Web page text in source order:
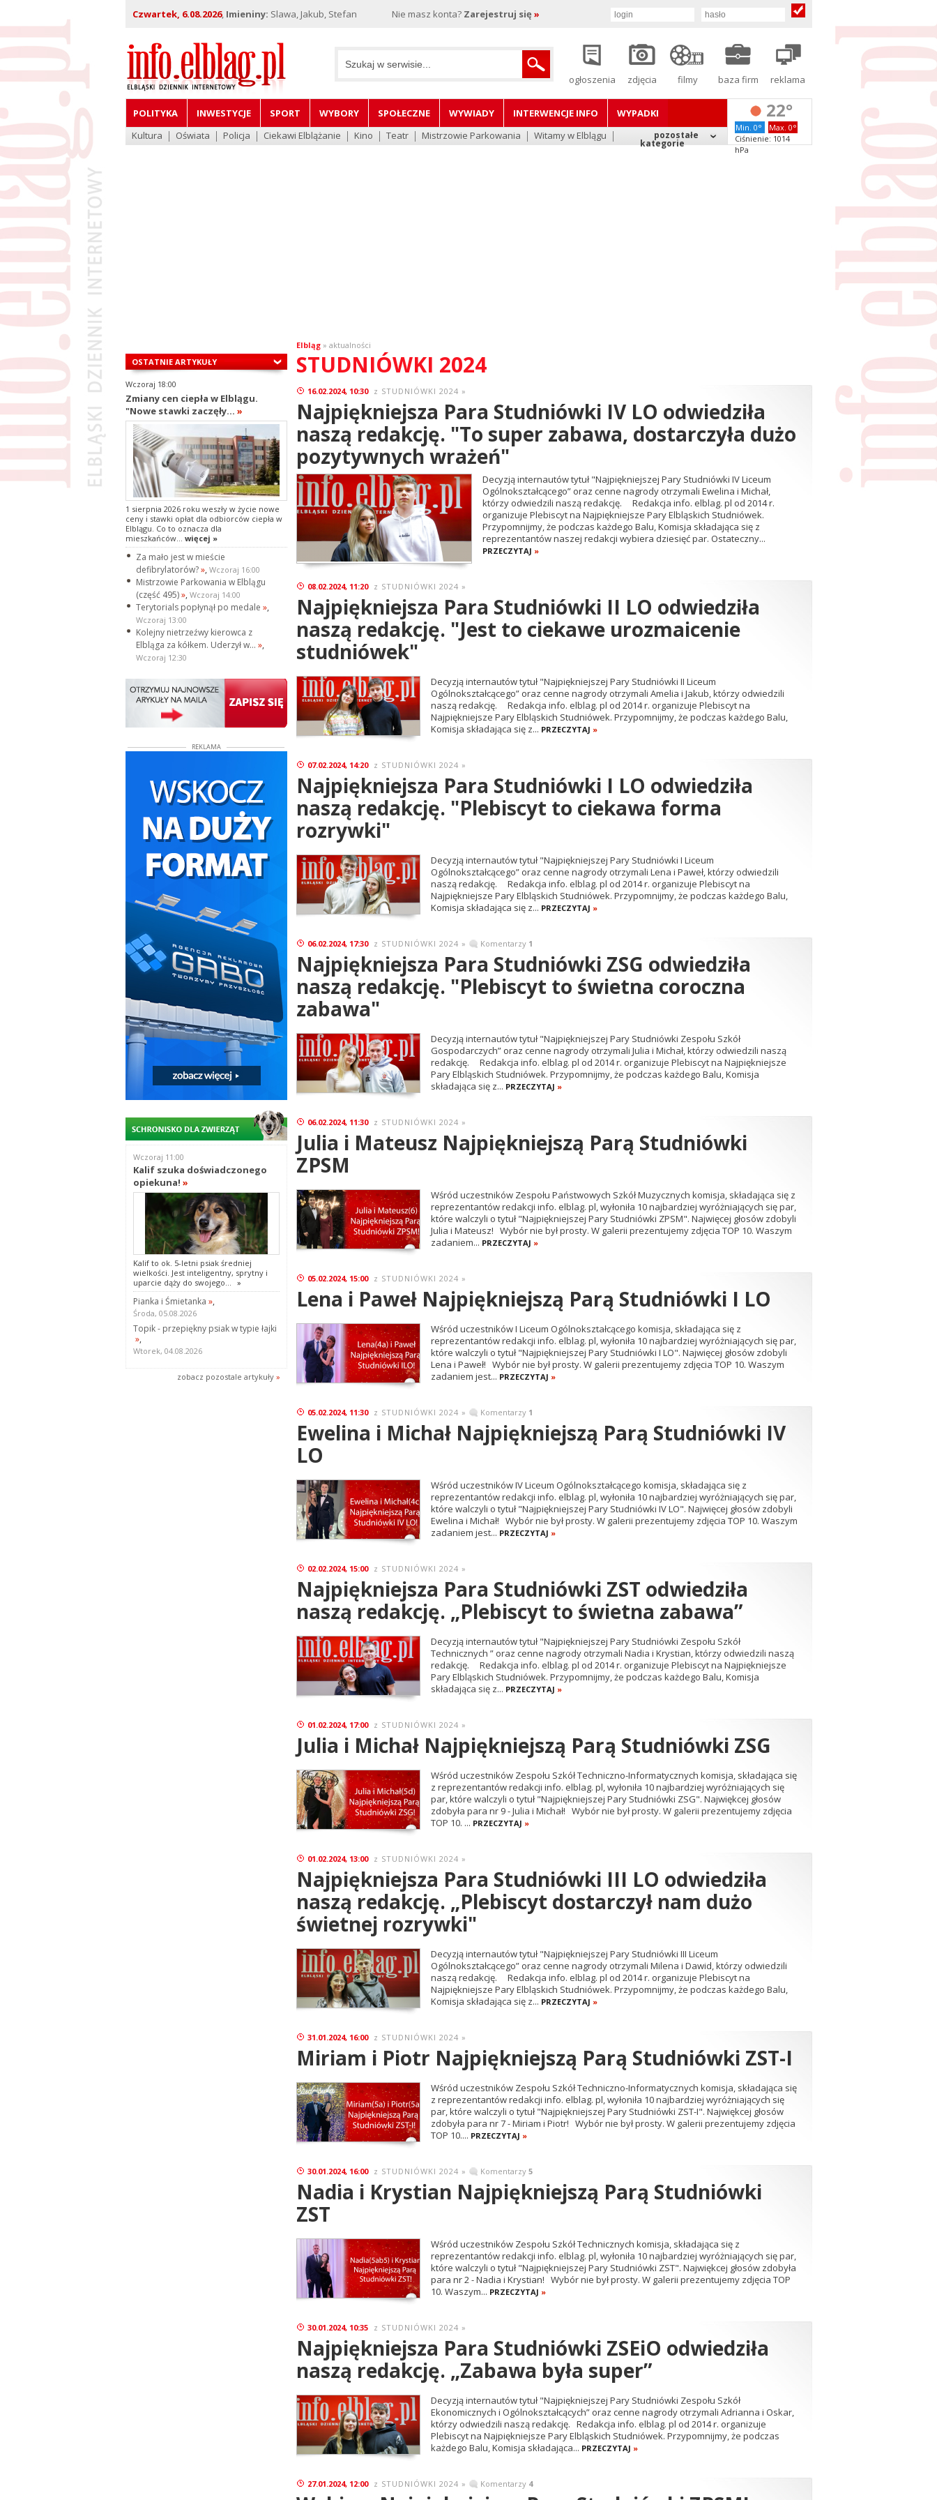
Czwartek, 6.08.2026, Imieniny: Slawa, Jakub, Stefan Nie masz konta? Zarejestruj się »
ogłoszenia zdjęcia filmy baza firm reklama
POLITYKA INWESTYCJE SPORT WYBORY SPOŁECZNE WYWIADY INTERWENCJE INFO
WYPADKI
Kultura
Oświata Policja Ciekawi Elblążanie Kino Teatr Mistrzowie Parkowania Witamy w Elblągu pozostałe
kategorie
22°
Min. 0°
Max. 0°
Ciśnienie: 1014
hPa
OSTATNIE ARTYKUŁY
Wczoraj 18:00
Zmiany cen ciepła w Elblągu.
"Nowe stawki zaczęły... »
1 sierpnia 2026 roku weszły w życie nowe
ceny i stawki opłat dla odbiorców ciepła w
Elblągu. Co to oznacza dla
mieszkańców... więcej »
Za mało jest w mieście
defibrylatorów?», Wczoraj 16:00
Mistrzowie Parkowania w Elblągu
(część 495)», Wczoraj 14:00
Terytorials popłynął po medale »,
Wczoraj 13:00
Kolejny nietrzeźwy kierowca z
Elbląga za kółkem. Uderzył w... »,
Wczoraj 12:30
REKLAMA
Wczoraj 11:00
Kalif szuka doświadczonego
opiekuna! »
Kalif to ok. 5-letni psiak średniej
wielkości. Jest inteligentny, sprytny i
uparcie dąży do swojego... »
Pianka i Śmietanka »,
Środa, 05.08.2026
Topik - przepiękny psiak w typie łajki
»,
Wtorek, 04.08.2026
zobacz pozostale artykuły »
Elbląg» aktualności
STUDNIÓWKI 2024
16.02.2024, 10:30 z STUDNIÓWKI 2024 »
Najpiękniejsza Para Studniówki IV LO odwiedziła
naszą redakcję. "To super zabawa, dostarczyła dużo
pozytywnych wrażeń"
Decyzją internautów tytuł "Najpiękniejszej Pary Studniówki IV Liceum
Ogólnokształcącego” oraz cenne nagrody otrzymali Ewelina i Michał,
którzy odwiedzili naszą redakcję. Redakcja info. elblag. pl od 2014 r.
organizuje Plebiscyt na Najpiękniejsze Pary Elbląskich Studniówek.
Przypomnijmy, że podczas każdego Balu, Komisja składająca się z
reprezentantów naszej redakcji wybiera dziesięć par. Ostateczny...
PRZECZYTAJ »
08.02.2024, 11:20 z STUDNIÓWKI 2024 »
Najpiękniejsza Para Studniówki II LO odwiedziła
naszą redakcję. "Jest to ciekawe urozmaicenie
studniówek"
Decyzją internautów tytuł "Najpiękniejszej Pary Studniówki II Liceum
Ogólnokształcącego” oraz cenne nagrody otrzymali Amelia i Jakub, którzy odwiedzili
naszą redakcję. Redakcja info. elblag. pl od 2014 r. organizuje Plebiscyt na
Najpiękniejsze Pary Elbląskich Studniówek. Przypomnijmy, że podczas każdego Balu,
Komisja składająca się z... PRZECZYTAJ »
07.02.2024, 14:20 z STUDNIÓWKI 2024 »
Najpiękniejsza Para Studniówki I LO odwiedziła
naszą redakcję. "Plebiscyt to ciekawa forma
rozrywki"
Decyzją internautów tytuł "Najpiękniejszej Pary Studniówki I Liceum
Ogólnokształcącego” oraz cenne nagrody otrzymali Lena i Paweł, którzy odwiedzili
naszą redakcję. Redakcja info. elblag. pl od 2014 r. organizuje Plebiscyt na
Najpiękniejsze Pary Elbląskich Studniówek. Przypomnijmy, że podczas każdego Balu,
Komisja składająca się z... PRZECZYTAJ »
06.02.2024, 17:30 z STUDNIÓWKI 2024 » Komentarzy 1
Najpiękniejsza Para Studniówki ZSG odwiedziła
naszą redakcję. "Plebiscyt to świetna coroczna
zabawa"
Decyzją internautów tytuł "Najpiękniejszej Pary Studniówki Zespołu Szkół
Gospodarczych” oraz cenne nagrody otrzymali Julia i Michał, którzy odwiedzili naszą
redakcję. Redakcja info. elblag. pl od 2014 r. organizuje Plebiscyt na Najpiękniejsze
Pary Elbląskich Studniówek. Przypomnijmy, że podczas każdego Balu, Komisja
składająca się z... PRZECZYTAJ »
06.02.2024, 11:30 z STUDNIÓWKI 2024 »
Julia i Mateusz Najpiękniejszą Parą Studniówki
ZPSM
Wśród uczestników Zespołu Państwowych Szkół Muzycznych komisja, składająca się z
reprezentantów redakcji info. elblag. pl, wyłoniła 10 najbardziej wyróżniających się par,
które walczyli o tytuł "Najpiękniejszej Pary Studniówki ZPSM". Najwięcej głosów zdobyli
Julia i Mateusz! Wybór nie był prosty. W galerii prezentujemy zdjęcia TOP 10. Waszym
zadaniem... PRZECZYTAJ »
05.02.2024, 15:00 z STUDNIÓWKI 2024 »
Lena i Paweł Najpiękniejszą Parą Studniówki I LO
Wśród uczestników I Liceum Ogólnokształcącego komisja, składająca się z
reprezentantów redakcji info. elblag. pl, wyłoniła 10 najbardziej wyróżniających się par,
które walczyli o tytuł "Najpiękniejszej Pary Studniówki I LO". Najwięcej głosów zdobyli
Lena i Paweł! Wybór nie był prosty. W galerii prezentujemy zdjęcia TOP 10. Waszym
zadaniem jest... PRZECZYTAJ »
05.02.2024, 11:30 z STUDNIÓWKI 2024 » Komentarzy 1
Ewelina i Michał Najpiękniejszą Parą Studniówki IV
LO
Wśród uczestników IV Liceum Ogólnokształcącego komisja, składająca się z
reprezentantów redakcji info. elblag. pl, wyłoniła 10 najbardziej wyróżniających się par,
które walczyli o tytuł "Najpiękniejszej Pary Studniówki IV LO". Najwięcej głosów zdobyli
Ewelina i Michał! Wybór nie był prosty. W galerii prezentujemy zdjęcia TOP 10. Waszym
zadaniem jest... PRZECZYTAJ »
02.02.2024, 15:00 z STUDNIÓWKI 2024 »
Najpiękniejsza Para Studniówki ZST odwiedziła
naszą redakcję. „Plebiscyt to świetna zabawa”
Decyzją internautów tytuł "Najpiękniejszej Pary Studniówki Zespołu Szkół
Technicznych ” oraz cenne nagrody otrzymali Nadia i Krystian, którzy odwiedzili naszą
redakcję. Redakcja info. elblag. pl od 2014 r. organizuje Plebiscyt na Najpiękniejsze
Pary Elbląskich Studniówek. Przypomnijmy, że podczas każdego Balu, Komisja
składająca się z... PRZECZYTAJ »
01.02.2024, 17:00 z STUDNIÓWKI 2024 »
Julia i Michał Najpiękniejszą Parą Studniówki ZSG
Wśród uczestników Zespołu Szkół Techniczno-Informatycznych komisja, składająca się
z reprezentantów redakcji info. elblag. pl, wyłoniła 10 najbardziej wyróżniających się
par, które walczyli o tytuł "Najpiękniejszej Pary Studniówki ZSG". Najwiękcej głosów
zdobyła para nr 9 - Julia i Michał! Wybór nie był prosty. W galerii prezentujemy zdjęcia
TOP 10. ... PRZECZYTAJ »
01.02.2024, 13:00 z STUDNIÓWKI 2024 »
Najpiękniejsza Para Studniówki III LO odwiedziła
naszą redakcję. „Plebiscyt dostarczył nam dużo
świetnej rozrywki"
Decyzją internautów tytuł "Najpiękniejszej Pary Studniówki III Liceum
Ogólnokształcącego” oraz cenne nagrody otrzymali Milena i Dawid, którzy odwiedzili
naszą redakcję. Redakcja info. elblag. pl od 2014 r. organizuje Plebiscyt na
Najpiękniejsze Pary Elbląskich Studniówek. Przypomnijmy, że podczas każdego Balu,
Komisja składająca się z... PRZECZYTAJ »
31.01.2024, 16:00 z STUDNIÓWKI 2024 »
Miriam i Piotr Najpiękniejszą Parą Studniówki ZST-I
Wśród uczestników Zespołu Szkół Techniczno-Informatycznych komisja, składająca się
z reprezentantów redakcji info. elblag. pl, wyłoniła 10 najbardziej wyróżniających się
par, które walczyli o tytuł "Najpiękniejszej Pary Studniówki ZST-I". Najwiękcej głosów
zdobyła para nr 7 - Miriam i Piotr! Wybór nie był prosty. W galerii prezentujemy zdjęcia
TOP 10.... PRZECZYTAJ »
30.01.2024, 16:00 z STUDNIÓWKI 2024 » Komentarzy 5
Nadia i Krystian Najpiękniejszą Parą Studniówki
ZST
Wśród uczestników Zespołu Szkół Technicznych komisja, składająca się z
reprezentantów redakcji info. elblag. pl, wyłoniła 10 najbardziej wyróżniających się par,
które walczyli o tytuł "Najpiękniejszej Pary Studniówki ZST". Najwiękcej głosów zdobyła
para nr 2 - Nadia i Krystian! Wybór nie był prosty. W galerii prezentujemy zdjęcia TOP
10. Waszym... PRZECZYTAJ »
30.01.2024, 10:35 z STUDNIÓWKI 2024 »
Najpiękniejsza Para Studniówki ZSEiO odwiedziła
naszą redakcję. „Zabawa była super”
Decyzją internautów tytuł "Najpiękniejszej Pary Studniówki Zespołu Szkół
Ekonomicznych i Ogólnokształcących” oraz cenne nagrody otrzymali Adrianna i Oskar,
którzy odwiedzili naszą redakcję. Redakcja info. elblag. pl od 2014 r. organizuje
Plebiscyt na Najpiękniejsze Pary Elbląskich Studniówek. Przypomnijmy, że podczas
każdego Balu, Komisja składająca... PRZECZYTAJ »
27.01.2024, 12:00 z STUDNIÓWKI 2024 » Komentarzy 4